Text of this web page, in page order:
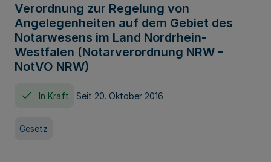
Verordnung zur Regelung von
Angelegenheiten auf dem Gebiet des
Notarwesens im Land Nordrhein-
Westfalen (Notarverordnung NRW -
NotVO NRW)
In Kraft Seit 20. Oktober 2016
Gesetz